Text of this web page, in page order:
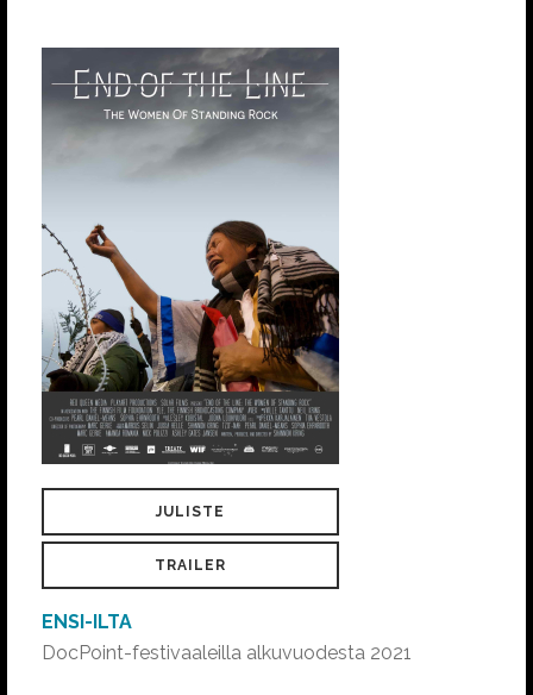
JULISTE
TRAILER
ENSI-ILTA
DocPoint-festivaaleilla alkuvuodesta 2021